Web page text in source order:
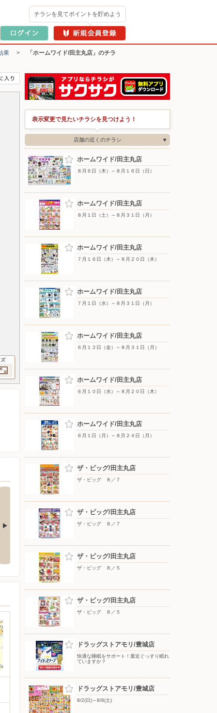
チラシを見てポイントを貯めよう
果 > 「ホームワイド/田主丸店」のチラ
７月１日（水）〜８月３１日
（月）
（木）
表示変更で見たいチラシを見つけよう！
店舗の近くのチラシ
ホームワイド/田主丸店
８月６日（木）～８月１６日（日）
ホームワイド/田主丸店
８月１日（土）～８月３１日（月）
ホームワイド/田主丸店
７月１６日（木）～８月２０日（木）
ホームワイド/田主丸店
７月１日（水）～８月３１日（月）
ホームワイド/田主丸店
６月１２日（金）～８月３１日（月）
ホームワイド/田主丸店
６月１０日（水）～８月２０日（木）
ホームワイド/田主丸店
６月１日（月）～８月２４日（月）
ザ・ビッグ/田主丸店
ザ・ビッグ ８／７
ザ・ビッグ/田主丸店
ザ・ビッグ ８／７
ザ・ビッグ/田主丸店
ザ・ビッグ ８／５
ザ・ビッグ/田主丸店
ザ・ビッグ ８／５
ドラッグストアモリ/豊城店
快適な睡眠をサポート！最近ぐっすり眠れ
ていますか？
ドラッグストアモリ/豊城店
8/2(日)～8/8(土)